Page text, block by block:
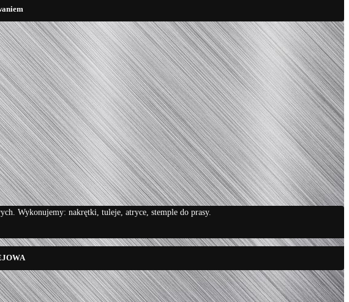
Wykonujemy: nakrętki, tuleje, atryce, stemple do prasy.